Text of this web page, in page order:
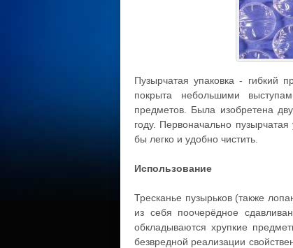
Пузырчатая упаковка - гибкий
покрыта небольшими
предметов. Была изобретена
году. Первоначально
бы легко и удобно чистить.
Использование
Тресканье пузырьков (также
из себя поочерёдное
обкладываются хрупкие
безвредной реализации